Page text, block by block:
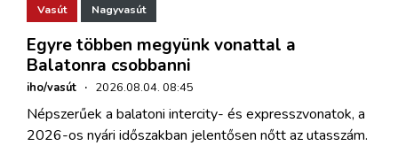
Vasút Nagyvasút
Egyre többen megyünk vonattal a
Balatonra csobbanni
iho/vasút · 2026.08.04. 08:45
Népszerűek a balatoni intercity- és expresszvonatok, a
2026-os nyári időszakban jelentősen nőtt az utasszám.